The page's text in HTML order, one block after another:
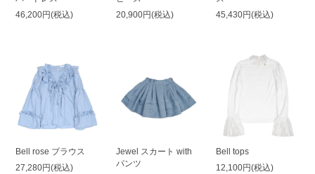
46,200円(税込)
20,900円(税込)
45,430円(税込)
Bell rose ブラウス
27,280円(税込)
Jewel スカート with
パンツ
Bell tops
12,100円(税込)